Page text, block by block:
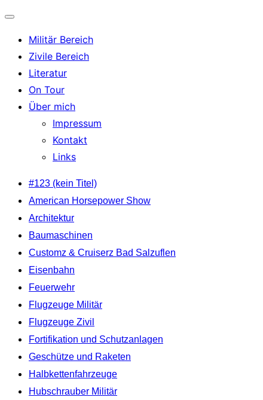
umschalten
Militär Bereich
Zivile Bereich
Literatur
On Tour
Über mich
Impressum
Kontakt
Links
Zum
Inhalt
springen
#123 (kein Titel)
American Horsepower Show
Architektur
Baumaschinen
Customz & Cruiserz Bad Salzuflen
Eisenbahn
Feuerwehr
Flugzeuge Militär
Flugzeuge Zivil
Fortifikation und Schutzanlagen
Geschütze und Raketen
Halbkettenfahrzeuge
Hubschrauber Militär